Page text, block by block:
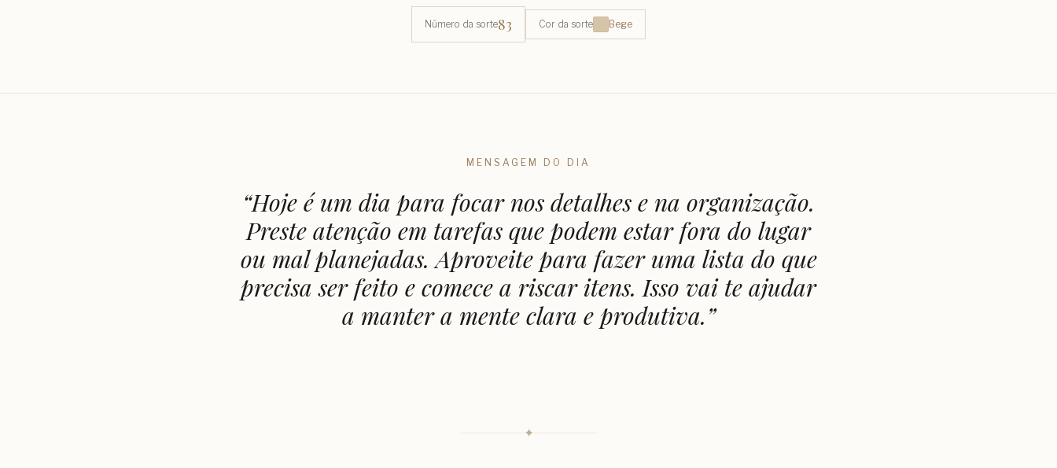
Número da sorte83 Cor da sorte Bege
MENSAGEM DO DIA
“Hoje é um dia para focar nos detalhes e na organização.
Preste atenção em tarefas que podem estar fora do lugar
ou mal planejadas. Aproveite para fazer uma lista do que
precisa ser feito e comece a riscar itens. Isso vai te ajudar
a manter a mente clara e produtiva.”
✦